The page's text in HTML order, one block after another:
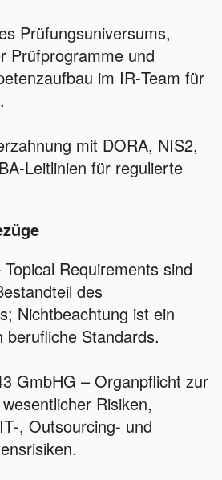
Prüfungsuniversums,
Prüfprogramme und
im IR‑Team für
mit DORA, NIS2,
für regulierte
Requirements sind
des
Nichtbeachtung ist ein
berufliche Standards.
GmbHG – Organpflicht zur
Risiken,
Outsourcing‑ und